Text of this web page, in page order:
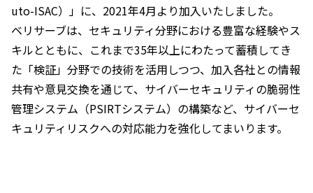
uto-ISAC）」に、2021年4月より加入いたしました。
ベリサーブは、セキュリティ分野における豊富な経験やス
キルとともに、これまで35年以上にわたって蓄積してき
た「検証」分野での技術を活用しつつ、加入各社との情報
共有や意見交換を通じて、サイバーセキュリティの脆弱性
管理システム（PSIRTシステム）の構築など、サイバーセ
キュリティリスクへの対応能力を強化してまいります。